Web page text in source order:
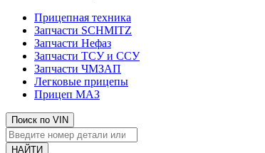
Прицепная техника
Запчасти SCHMITZ
Запчасти Нефаз
Запчасти ТСУ и ССУ
Запчасти ЧМЗАП
Легковые прицепы
Прицеп МАЗ
Поиск по VIN